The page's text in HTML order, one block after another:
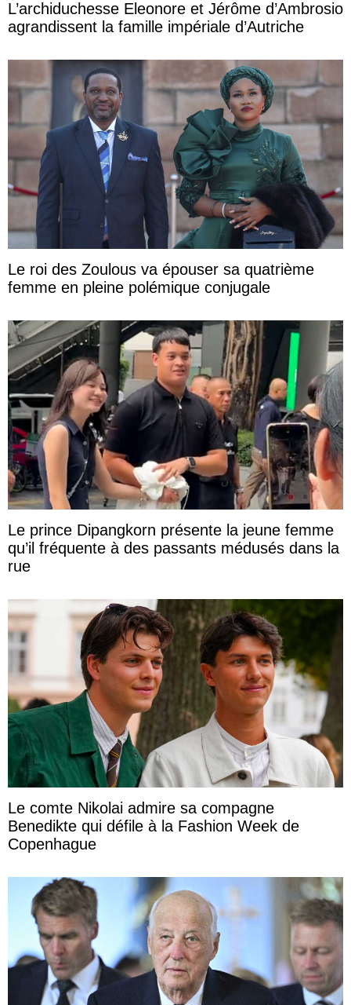
L’archiduchesse Eleonore et Jérôme d’Ambrosio
agrandissent la famille impériale d’Autriche
Le roi des Zoulous va épouser sa quatrième
femme en pleine polémique conjugale
Le prince Dipangkorn présente la jeune femme
qu’il fréquente à des passants médusés dans la
rue
Le comte Nikolai admire sa compagne
Benedikte qui défile à la Fashion Week de
Copenhague